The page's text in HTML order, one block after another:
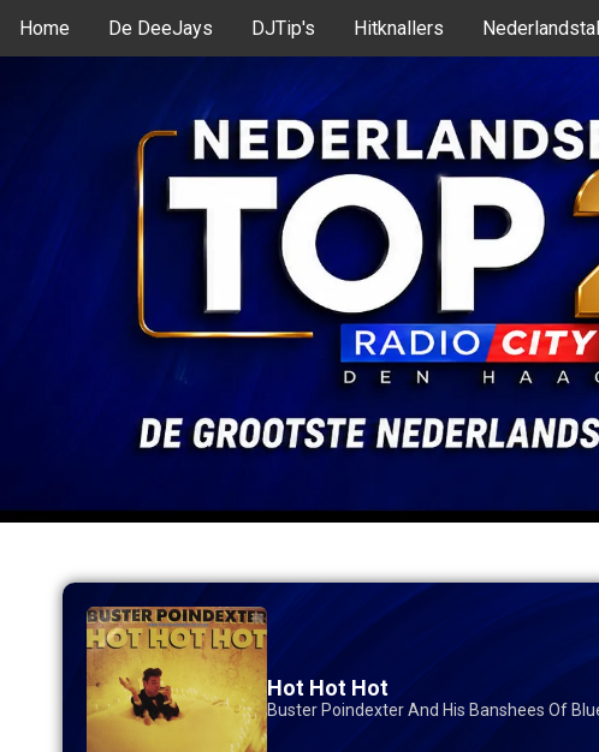
Home De DeeJays DJTip's Hitknallers
Hot Hot Hot
Buster Poindexter And His Banshees Of